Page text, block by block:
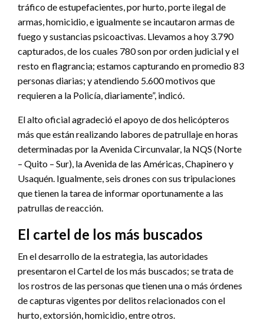
tráfico de estupefacientes, por hurto, porte ilegal de
armas, homicidio, e igualmente se incautaron armas de
fuego y sustancias psicoactivas. Llevamos a hoy 3.790
capturados, de los cuales 780 son por orden judicial y el
resto en flagrancia; estamos capturando en promedio 83
personas diarias; y atendiendo 5.600 motivos que
requieren a la Policía, diariamente”, indicó.
El alto oficial agradeció el apoyo de dos helicópteros
más que están realizando labores de patrullaje en horas
determinadas por la Avenida Circunvalar, la NQS (Norte
– Quito – Sur), la Avenida de las Américas, Chapinero y
Usaquén. Igualmente, seis drones con sus tripulaciones
que tienen la tarea de informar oportunamente a las
patrullas de reacción.
El cartel de los más buscados
En el desarrollo de la estrategia, las autoridades
presentaron el Cartel de los más buscados; se trata de
los rostros de las personas que tienen una o más órdenes
de capturas vigentes por delitos relacionados con el
hurto, extorsión, homicidio, entre otros.